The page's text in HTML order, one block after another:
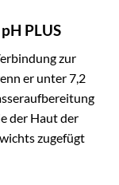
PLUS
zur
er unter 7,2
der Haut der
zugefügt